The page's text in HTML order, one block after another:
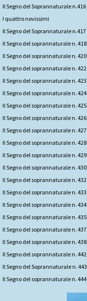
Il Segno del Soprannaturale n.416
I quattro novissimi
Il Segno del Soprannaturale n.417
Il Segno del soprannaturale n. 418
Il Segno del soprannaturale n. 420
Il Segno del soprannaturale n. 422
Il Segno del soprannaturale n. 423
Il Segno del soprannaturale n. 424
Il Segno del soprannaturale n. 425
Il Segno del soprannaturale n. 426
Il Segno del soprannaturale n. 427
Il Segno del soprannaturale n. 428
Il Segno del soprannaturale n. 429
Il Segno del soprannaturale n. 430
Il Segno del soprannaturale n. 432
Il Segno del soprannaturale n. 433
Il Segno del soprannaturale n. 434
Il Segno del soprannaturale n. 435
Il Segno del soprannaturale n. 437
Il Segno del soprannaturale n. 438
ll Segno del soprannaturale n. 442
Il Segno del Soprannaturale n. 443
Il Segno del soprannaturale n. 444